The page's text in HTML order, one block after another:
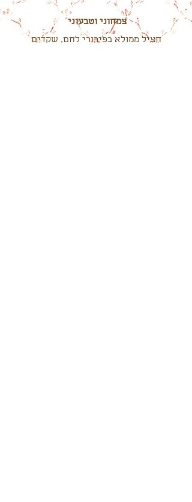
צמחוני וטבעוני
חציל ממולא בפירורי לחם, שקדים